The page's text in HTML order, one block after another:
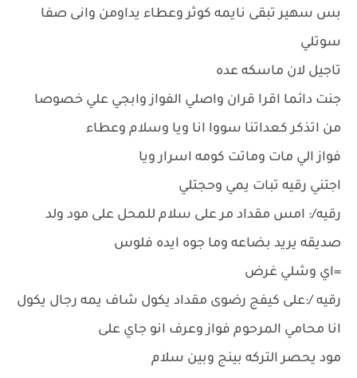
بس سهير تبقى نايمه كوثر وعطاء يداومن وانى صفا
سوتلي
تاجيل لان ماسكه عده
جنت دائما اقرا قران واصلي الفواز وابجي علي خصوصا
من اتذكر كعداتنا سووا انا ويا وسلام وعطاء
فواز الي مات وماتت كومه اسرار ويا
اجتني رقيه تبات يمي وحجتلي
رقيه/: امس مقداد مر على سلام للمحل على مود ولد
صديقه يريد بضاعه وما جوه ايده فلوس
=اي وشلي غرض
رقيه /:على كيفج رضوى مقداد يكول شاف يمه رجال يكول
انا محامي المرحوم فواز وعرف انو جاي على
مود يحصر التركه بينج وبين سلام